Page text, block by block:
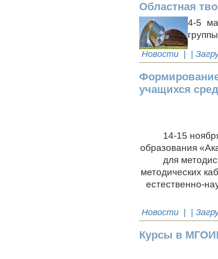
Областная
4-5
Новости | |
Формирование
учащихся
14-15
образования
для
методических
естественно-
Новости | |
Курсы в